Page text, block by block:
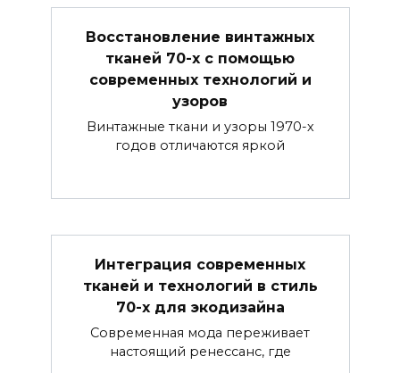
Восстановление винтажных
тканей 70-х с помощью
современных технологий и
узоров
Винтажные ткани и узоры 1970-х
годов отличаются яркой
Интеграция современных
тканей и технологий в стиль
70-х для экодизайна
Современная мода переживает
настоящий ренессанс, где